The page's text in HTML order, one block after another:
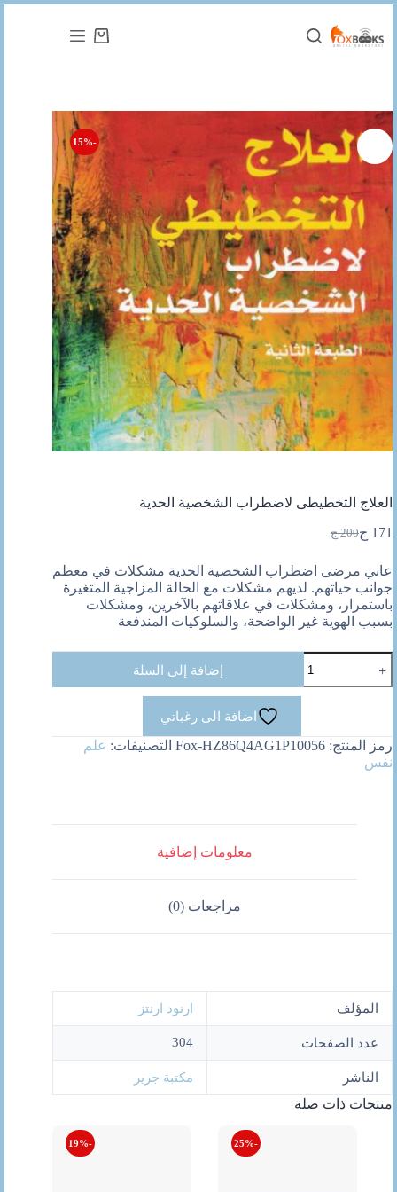
المحتوى
عربة
-15%
العلاج التخطيطى لاضطراب الشخصية الحدية
200 ج
السعر
هو:
200 ج.
171 جالسعر
هو:
171 ج.
عاني مرضى اضطراب الشخصية الحدية مشكلات في معظم
جوانب حياتهم. لديهم مشكلات مع الحالة المزاجية المتغيرة
باستمرار، ومشكلات في علاقاتهم بالآخرين، ومشكلات
بسبب الهوية غير الواضحة، والسلوكيات المندفعة
العلاج
التخطيطى
الحدية
إضافة إلى السلة
اضافة الى رغباتي
رمز المنتج: Fox-HZ86Q4AG1P10056 التصنيفات: علم
نفس
معلومات إضافية
مراجعات (0)
المؤلف ارنود ارنتز
عدد الصفحات 304
الناشر مكتبة جرير
منتجات ذات صلة
-25%
-19%